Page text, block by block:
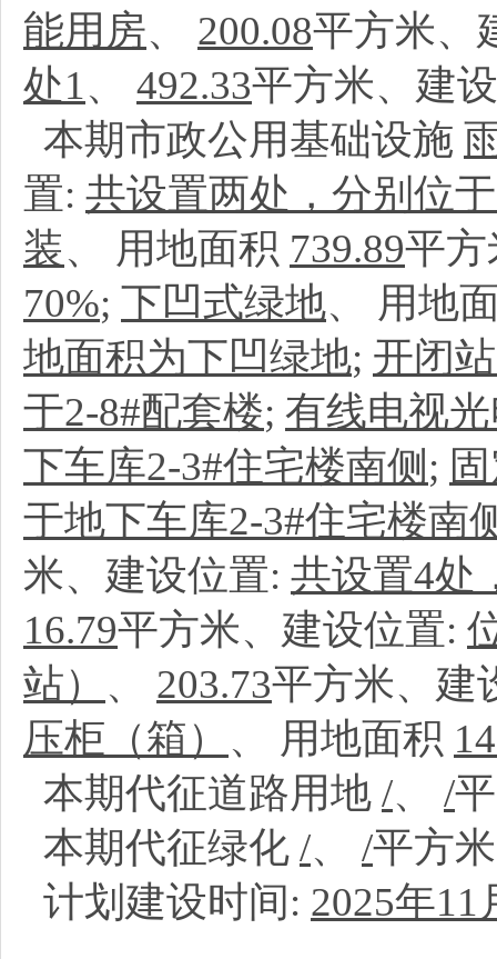
能用房、 200.08平方米、
处1、 492.33平方米、建
本期市政公用基础设施
置: 共设置两处，分别位
装、 用地面积 739.89平
70%; 下凹式绿地、 用地
地面积为下凹绿地; 开闭
于2-8#配套楼; 有线电视
下车库2-3#住宅楼南侧 ;
于地下车库2-3#住宅楼南
米、建设位置: 共设置4处
16.79平方米、建设位置:
站） 、 203.73平方米、建
压柜（箱） 、 用地面积
本期代征道路用地 /、 /
本期代征绿化 /、 /平方
计划建设时间: 2025年11